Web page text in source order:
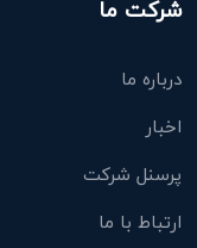
شرکت ما
درباره ما
اخبار
پرسنل شرکت
ارتباط با ما